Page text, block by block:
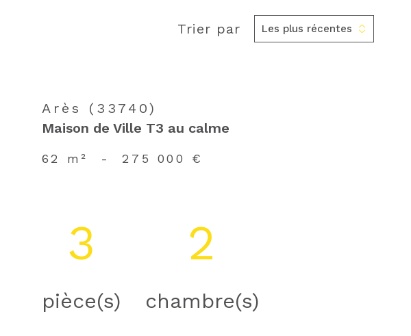
Trier par Les plus récentes
Arès (33740)
Maison de Ville T3 au calme
62 m² - 275 000 €
3
pièce(s)
2
chambre(s)